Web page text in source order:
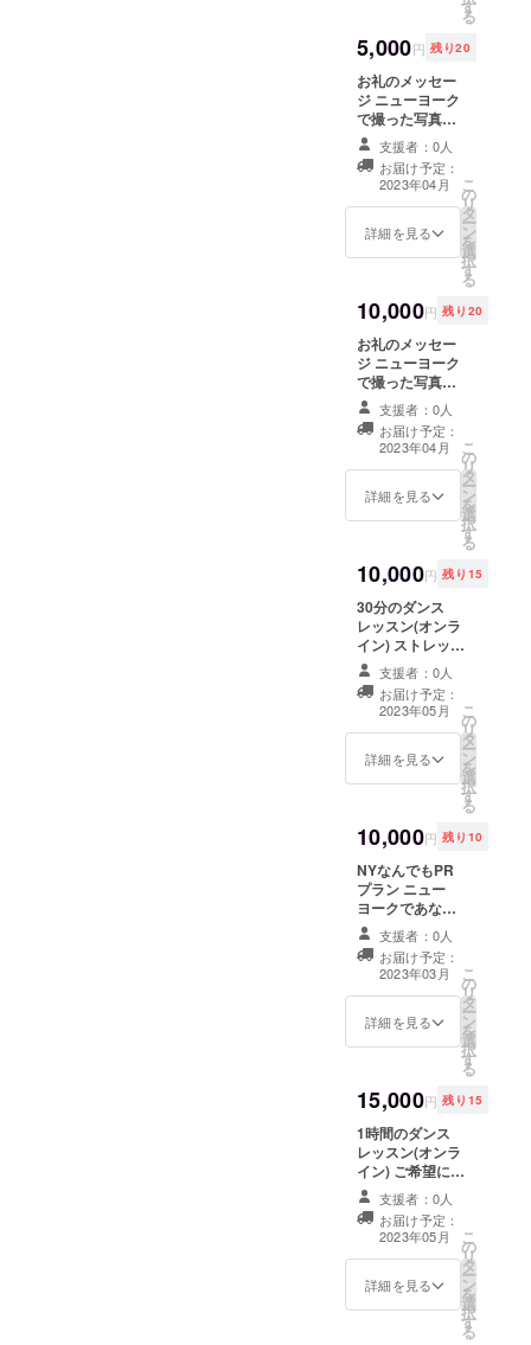
す
る
5,000円 残り20
お礼のメッセー
ジ ニューヨーク
で撮った写真と
共に、お礼の
メッセージを心
を込めてお送り
します！
支援者：0人
お届け予定：
2023年04月
詳細を見る
こ
の
リ
タ
ー
ン
を
選
択
す
る
10,000円 残り20
お礼のメッセー
ジ ニューヨーク
で撮った写真と
共に、心を込め
て書いたお礼の
メッセージをお
送りさせていた
だきます！
支援者：0人
お届け予定：
2023年04月
詳細を見る
こ
の
リ
タ
ー
ン
を
選
択
す
る
10,000円 残り15
30分のダンス
レッスン(オンラ
イン) ストレッ
チ、筋トレ、痩
身エクササイ
ズ、ご希望の簡
単な(15秒程度)
の振り付け等、
ご希望に沿った
体を動かす機会
のない方、ダン
スをしてみたい
方、TikTokダン
スを覚えたい方
など、この機会
に是非チャレン
ジしてはいかが
でしょうか？未
歓迎です！ レッ
スンはオンライ
お気軽に参加が
可能です。レッ
スン日時につい
てはご都合に合
わせて調整いた
します。 (備考欄
にご希望のレッ
スン内容を記載
ください！)
支援者：0人
お届け予定：
2023年05月
詳細を見る
こ
の
リ
タ
ー
ン
を
選
択
す
る
10,000円 残り10
NYなんでもPR
プラン ニュー
ヨークであなた
がPRしたいもの
を代わりにPRし
てきます！！
Instagram、
TikTok、
YouTube、企業
ボードを下げて
ニューヨークを
30分歩きます！
実際にPRしてい
る様子をお写真
でお送りしま
す。詳細を備考
欄に記載してく
ださい。
支援者：0人
お届け予定：
2023年03月
詳細を見る
こ
の
リ
タ
ー
ン
を
選
択
す
る
15,000円 残り15
1時間のダンス
レッスン(オンラ
イン) ご希望に合
わせた1時間のオ
ンラインダンス
レッスンを行い
ます。体の動か
し方を学ぶこと
から始める簡単
支援者：0人
お届け予定：
2023年05月
詳細を見る
こ
の
リ
タ
ー
ン
を
選
択
す
る